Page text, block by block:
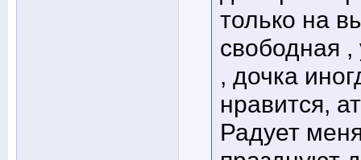
только на
свободная ,
, дочка
нравится,
Радует